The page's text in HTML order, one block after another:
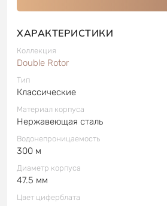
ХАРАКТЕРИСТИКИ
Коллекция
Double Rotor
Тип
Классические
Материал корпуса
Нержавеющая сталь
Водонепроницаемость
300 м
Диаметр корпуса
47.5 мм
Цвет циферблата